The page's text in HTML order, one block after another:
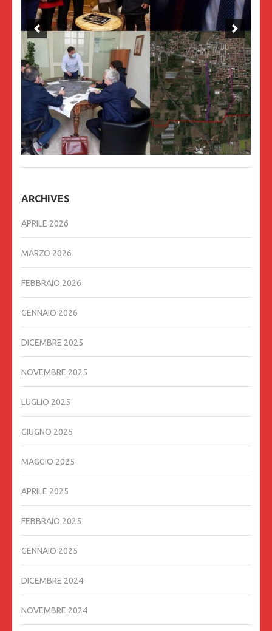
ARCHIVES
APRILE 2026
MARZO 2026
FEBBRAIO 2026
GENNAIO 2026
DICEMBRE 2025
NOVEMBRE 2025
LUGLIO 2025
GIUGNO 2025
MAGGIO 2025
APRILE 2025
FEBBRAIO 2025
GENNAIO 2025
DICEMBRE 2024
NOVEMBRE 2024